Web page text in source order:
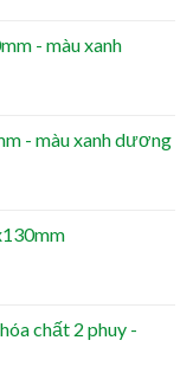
- màu xanh
- màu xanh dương
chất 2 phuy -